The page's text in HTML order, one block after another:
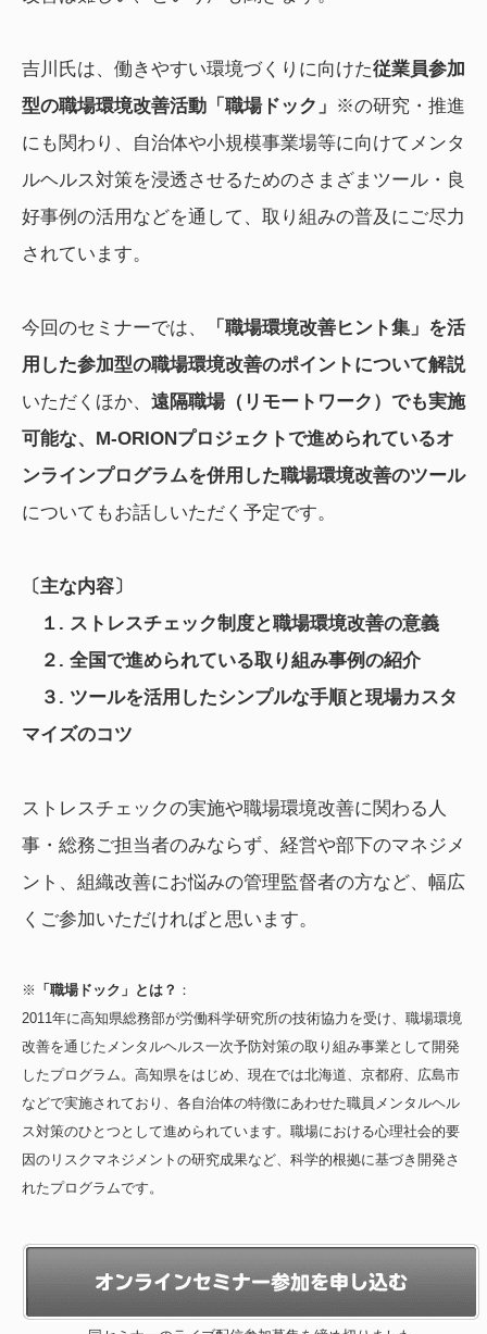
吉川氏は、働きやすい環境づくりに向けた従業員参加
型の職場環境改善活動「職場ドック」 ※の研究・推進
にも関わり、自治体や小規模事業場等に向けてメンタ
ルヘルス対策を浸透させるためのさまざまツール・良
好事例の活用などを通して、取り組みの普及にご尽力
されています。
今回のセミナーでは、
「職場環境改善ヒント集」を活
用した参加型の職場環境改善のポイントについて解説
いただくほか、 遠隔職場（リモートワーク）でも実施
可能な、M-ORIONプロジェクトで進められているオ
ンラインプログラムを併用した職場環境改善のツール
についてもお話しいただく予定です。
〔主な内容〕
１. ストレスチェック制度と職場環境改善の意義
２. 全国で進められている取り組み事例の紹介
３. ツールを活用したシンプルな手順と現場カスタ
マイズのコツ
ストレスチェックの実施や職場環境改善に関わる人
事・総務ご担当者のみならず、経営や部下のマネジメ
ント、組織改善にお悩みの管理監督者の方など、幅広
くご参加いただければと思います。
※ 「職場ドック」とは？ ：
2011年に高知県総務部が労働科学研究所の技術協力を受け、職場環境
改善を通じたメンタルヘルス一次予防対策の取り組み事業として開発
したプログラム。高知県をはじめ、現在では北海道、京都府、広島市
などで実施されており、各自治体の特徴にあわせた職員メンタルヘル
ス対策のひとつとして進められています。職場における心理社会的要
因のリスクマネジメントの研究成果など、科学的根拠に基づき開発さ
れたプログラムです。